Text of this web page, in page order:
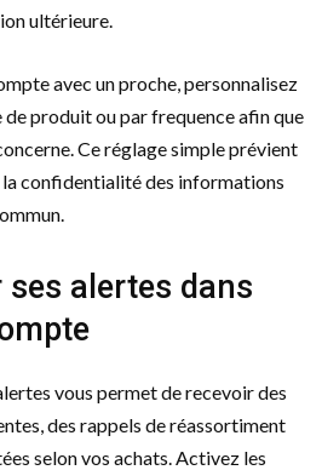
ultérieure.
avec un proche, personnalisez
produit ou par frequence afin que
Ce réglage simple prévient
confidentialité des informations
alertes dans
vous permet de recevoir des
des rappels de réassortiment
selon vos achats. Activez les